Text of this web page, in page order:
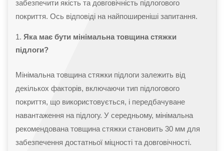
забезпечити якість та довговічність підлогового
покриття. Ось відповіді на найпоширеніші запитання.
Яка має бути мінімальна товщина стяжки
підлоги?
Мінімальна товщина стяжки підлоги залежить від
декількох факторів, включаючи тип підлогового
покриття, що використовується, і передбачуване
навантаження на підлогу. У середньому, мінімальна
рекомендована товщина стяжки становить 30 мм для
забезпечення достатньої міцності та довговічності.